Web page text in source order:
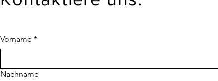
Vorname *
Nachname